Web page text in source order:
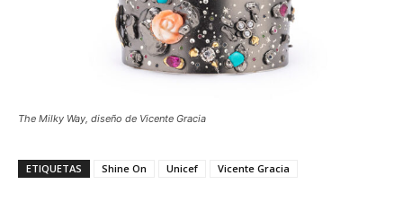
The Milky Way, diseño de Vicente Gracia
ETIQUETAS Shine On Unicef Vicente Gracia